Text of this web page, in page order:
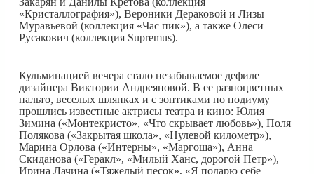
«Кристаллография»), Вероники Дераковой и Лизы
Муравьевой (коллекция «Час пик»), а также Олеси
Русакович (коллекция Supremus).
Кульминацией вечера стало незабываемое дефиле
дизайнера Виктории Андреяновой. В ее разноцветных
пальто, веселых шляпках и с зонтиками по подиуму
прошлись известные актрисы театра и кино: Юлия
Зимина («Монтекристо», «Что скрывает любовь»), Поля
Полякова («Закрытая школа», «Нулевой километр»),
Марина Орлова («Интерны», «Маргоша»), Анна
Скиданова («Геракл», «Милый Ханс, дорогой Петр»),
Ирина Лачина («Тяжелый песок», «Я подарю себе